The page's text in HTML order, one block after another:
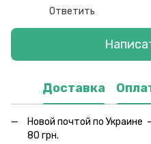
Ответить
Доставка
Новой почтой по
80 грн.